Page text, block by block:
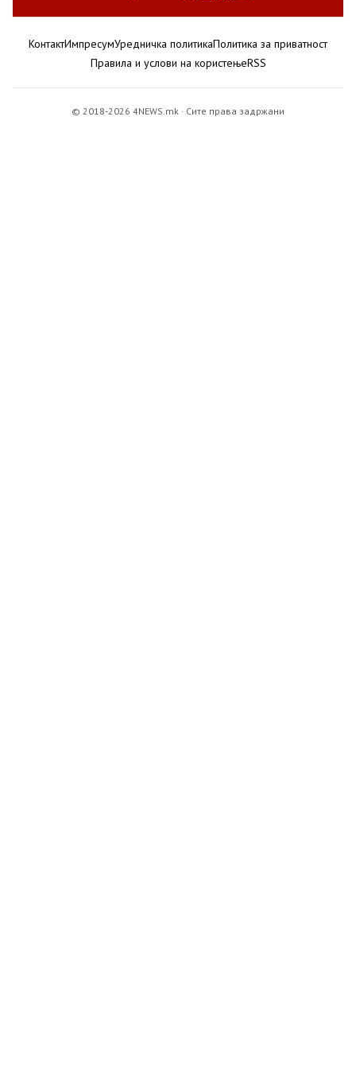
КонтактИмпресумУредничка политикаПолитика за приватност
Правила и услови на користењеRSS
© 2018-2026 4NEWS.mk · Сите права задржани